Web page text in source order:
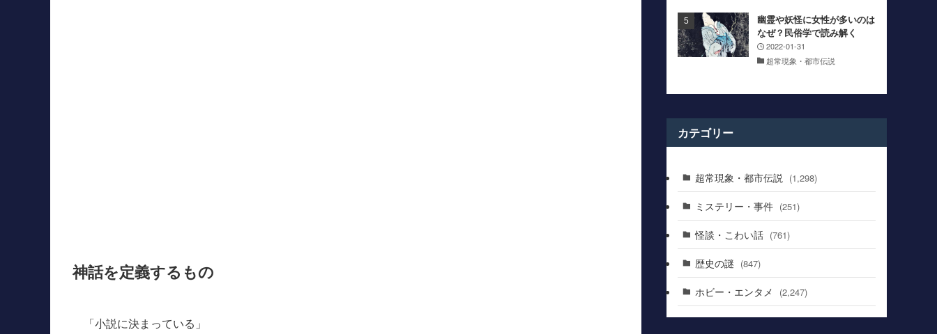
神話を定義するもの
「小説に決まっている」
幽霊や妖怪に女性が多いのは
なぜ？民俗学で読み解く
2022-01-31
超常現象・都市伝説
カテゴリー
超常現象・都市伝説 (1,298)
ミステリー・事件 (251)
怪談・こわい話 (761)
歴史の謎 (847)
ホビー・エンタメ (2,247)